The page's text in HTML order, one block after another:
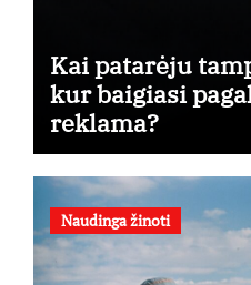
Kai patarėju
kur baigiasi
reklama?
Naudinga žinoti